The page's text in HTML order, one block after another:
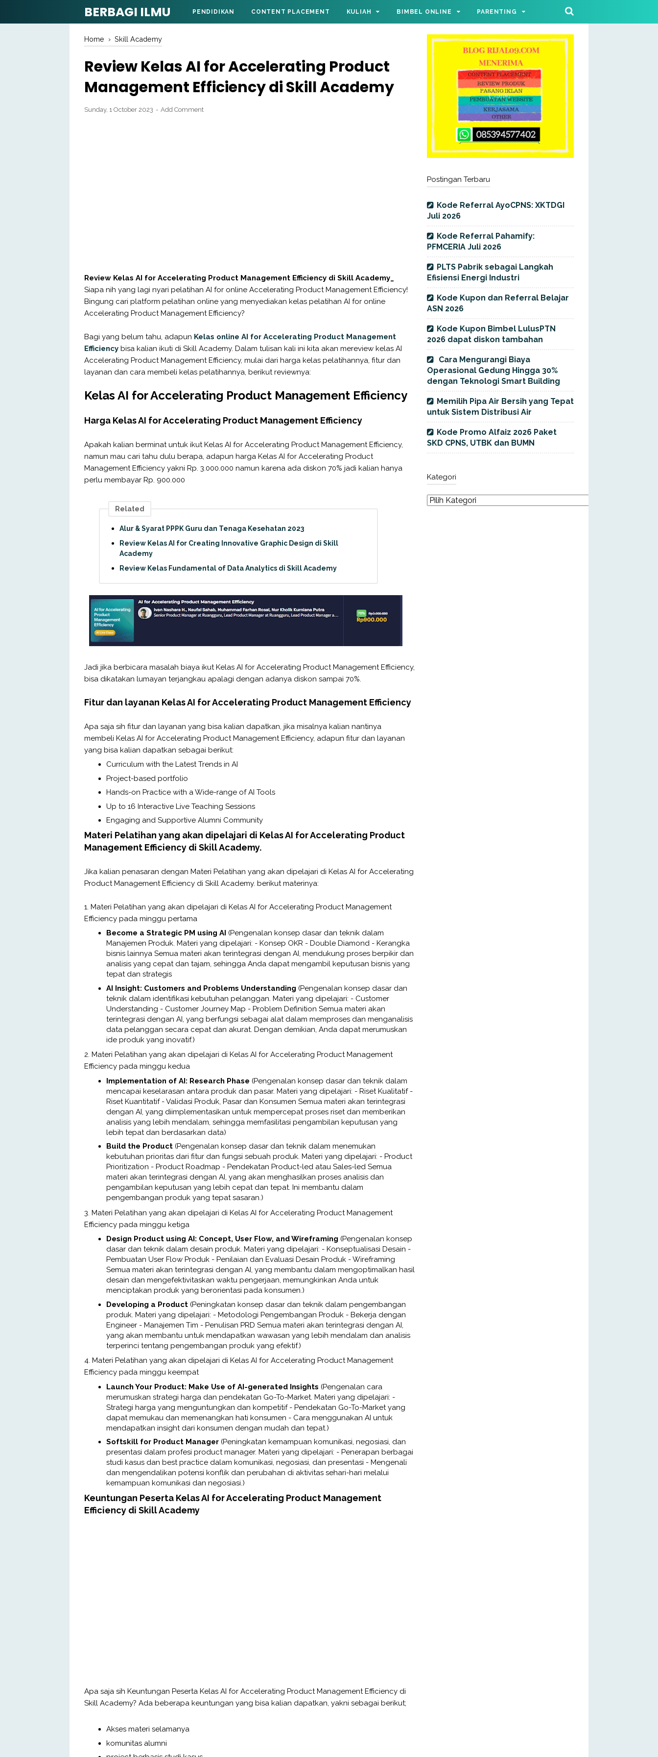
BERBAGI ILMU PENDIDIKAN CONTENT PLACEMENT KULIAH BIMBEL ONLINE PARENTING
Home › Skill Academy
Review Kelas AI for Accelerating Product
Management Efficiency di Skill Academy
Sunday, 1 October 2023 Add Comment
Review Kelas AI for Accelerating Product Management Efficiency di Skill Academy_
Siapa nih yang lagi nyari pelatihan AI for online Accelerating Product Management Efficiency!
Bingung cari platform pelatihan online yang menyediakan kelas pelatihan AI for online
Accelerating Product Management Efficiency?
Bagi yang belum tahu, adapun Kelas online AI for Accelerating Product Management
Efficiency bisa kalian ikuti di Skill Academy. Dalam tulisan kali ini kita akan mereview kelas AI
Accelerating Product Management Efficiency, mulai dari harga kelas pelatihannya, fitur dan
layanan dan cara membeli kelas pelatihannya, berikut reviewnya:
Kelas AI for Accelerating Product Management Efficiency
Harga Kelas AI for Accelerating Product Management Efficiency
Apakah kalian berminat untuk ikut Kelas AI for Accelerating Product Management Efficiency,
namun mau cari tahu dulu berapa, adapun harga Kelas AI for Accelerating Product
Management Efficiency yakni Rp. 3.000.000 namun karena ada diskon 70% jadi kalian hanya
perlu membayar Rp. 900.000
Related
Alur & Syarat PPPK Guru dan Tenaga Kesehatan 2023
Review Kelas AI for Creating Innovative Graphic Design di Skill
Academy
Review Kelas Fundamental of Data Analytics di Skill Academy
Jadi jika berbicara masalah biaya ikut Kelas AI for Accelerating Product Management Efficiency,
bisa dikatakan lumayan terjangkau apalagi dengan adanya diskon sampai 70%.
Fitur dan layanan Kelas AI for Accelerating Product Management Efficiency
Apa saja sih fitur dan layanan yang bisa kalian dapatkan, jika misalnya kalian nantinya
membeli Kelas AI for Accelerating Product Management Efficiency, adapun fitur dan layanan
yang bisa kalian dapatkan sebagai berikut:
Curriculum with the Latest Trends in AI
Project-based portfolio
Hands-on Practice with a Wide-range of AI Tools
Up to 16 Interactive Live Teaching Sessions
Engaging and Supportive Alumni Community
Materi Pelatihan yang akan dipelajari di Kelas AI for Accelerating Product
Management Efficiency di Skill Academy.
Jika kalian penasaran dengan Materi Pelatihan yang akan dipelajari di Kelas AI for Accelerating
Product Management Efficiency di Skill Academy. berikut materinya:
1. Materi Pelatihan yang akan dipelajari di Kelas AI for Accelerating Product Management
Efficiency pada minggu pertama
Become a Strategic PM using AI (Pengenalan konsep dasar dan teknik dalam
Manajemen Produk. Materi yang dipelajari: - Konsep OKR - Double Diamond - Kerangka
bisnis lainnya Semua materi akan terintegrasi dengan AI, mendukung proses berpikir dan
analisis yang cepat dan tajam, sehingga Anda dapat mengambil keputusan bisnis yang
tepat dan strategis
AI Insight: Customers and Problems Understanding (Pengenalan konsep dasar dan
teknik dalam identifikasi kebutuhan pelanggan. Materi yang dipelajari: - Customer
Understanding - Customer Journey Map - Problem Definition Semua materi akan
terintegrasi dengan AI, yang berfungsi sebagai alat dalam memproses dan menganalisis
data pelanggan secara cepat dan akurat. Dengan demikian, Anda dapat merumuskan
ide produk yang inovatif.)
2. Materi Pelatihan yang akan dipelajari di Kelas AI for Accelerating Product Management
Efficiency pada minggu kedua
Implementation of AI: Research Phase (Pengenalan konsep dasar dan teknik dalam
mencapai keselarasan antara produk dan pasar. Materi yang dipelajari: - Riset Kualitatif -
Riset Kuantitatif - Validasi Produk, Pasar dan Konsumen Semua materi akan terintegrasi
dengan AI, yang diimplementasikan untuk mempercepat proses riset dan memberikan
analisis yang lebih mendalam, sehingga memfasilitasi pengambilan keputusan yang
lebih tepat dan berdasarkan data)
Build the Product (Pengenalan konsep dasar dan teknik dalam menemukan
kebutuhan prioritas dari fitur dan fungsi sebuah produk. Materi yang dipelajari: - Product
Prioritization - Product Roadmap - Pendekatan Product-led atau Sales-led Semua
materi akan terintegrasi dengan AI, yang akan menghasilkan proses analisis dan
pengambilan keputusan yang lebih cepat dan tepat. Ini membantu dalam
pengembangan produk yang tepat sasaran.)
3. Materi Pelatihan yang akan dipelajari di Kelas AI for Accelerating Product Management
Efficiency pada minggu ketiga
Design Product using AI: Concept, User Flow, and Wireframing (Pengenalan konsep
dasar dan teknik dalam desain produk. Materi yang dipelajari: - Konseptualisasi Desain -
Pembuatan User Flow Produk - Penilaian dan Evaluasi Desain Produk - Wireframing
Semua materi akan terintegrasi dengan AI, yang membantu dalam mengoptimalkan hasil
desain dan mengefektivitaskan waktu pengerjaan, memungkinkan Anda untuk
menciptakan produk yang berorientasi pada konsumen.)
Developing a Product (Peningkatan konsep dasar dan teknik dalam pengembangan
produk. Materi yang dipelajari: - Metodologi Pengembangan Produk - Bekerja dengan
Engineer - Manajemen Tim - Penulisan PRD Semua materi akan terintegrasi dengan AI,
yang akan membantu untuk mendapatkan wawasan yang lebih mendalam dan analisis
terperinci tentang pengembangan produk yang efektif.)
4. Materi Pelatihan yang akan dipelajari di Kelas AI for Accelerating Product Management
Efficiency pada minggu keempat
Launch Your Product: Make Use of AI-generated Insights (Pengenalan cara
merumuskan strategi harga dan pendekatan Go-To-Market. Materi yang dipelajari: -
Strategi harga yang menguntungkan dan kompetitif - Pendekatan Go-To-Market yang
dapat memukau dan memenangkan hati konsumen - Cara menggunakan AI untuk
mendapatkan insight dari konsumen dengan mudah dan tepat.)
Softskill for Product Manager (Peningkatan kemampuan komunikasi, negosiasi, dan
presentasi dalam profesi product manager. Materi yang dipelajari: - Penerapan berbagai
studi kasus dan best practice dalam komunikasi, negosiasi, dan presentasi - Mengenali
dan mengendalikan potensi konflik dan perubahan di aktivitas sehari-hari melalui
kemampuan komunikasi dan negosiasi.)
Keuntungan Peserta Kelas AI for Accelerating Product Management
Efficiency di Skill Academy
Apa saja sih Keuntungan Peserta Kelas AI for Accelerating Product Management Efficiency di
Skill Academy? Ada beberapa keuntungan yang bisa kalian dapatkan, yakni sebagai berikut;
Akses materi selamanya
komunitas alumni
Postingan Terbaru
Kode Referral AyoCPNS: XKTDGI
Juli 2026
Kode Referral Pahamify:
PFMCERIA Juli 2026
PLTS Pabrik sebagai Langkah
Efisiensi Energi Industri
Kode Kupon dan Referral Belajar
ASN 2026
Kode Kupon Bimbel LulusPTN
2026 dapat diskon tambahan
Cara Mengurangi Biaya
Operasional Gedung Hingga 30%
dengan Teknologi Smart Building
Memilih Pipa Air Bersih yang Tepat
untuk Sistem Distribusi Air
Kode Promo Alfaiz 2026 Paket
SKD CPNS, UTBK dan BUMN
Kategori